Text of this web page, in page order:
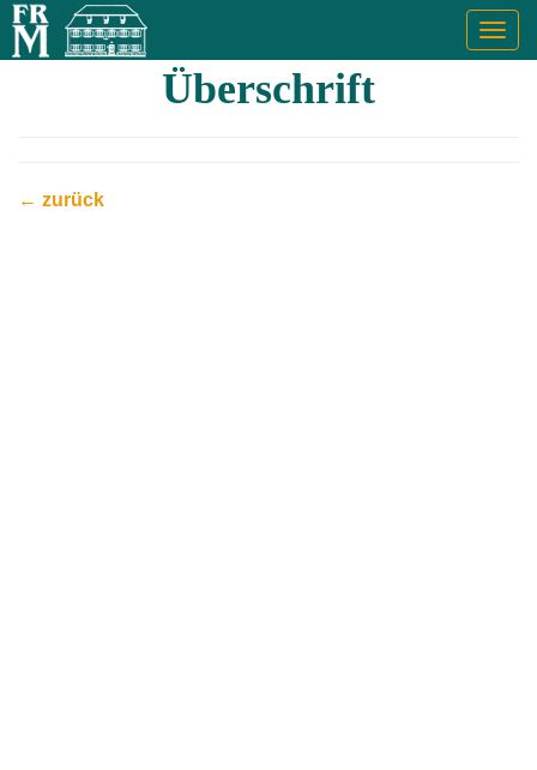
Überschrift
← zurück